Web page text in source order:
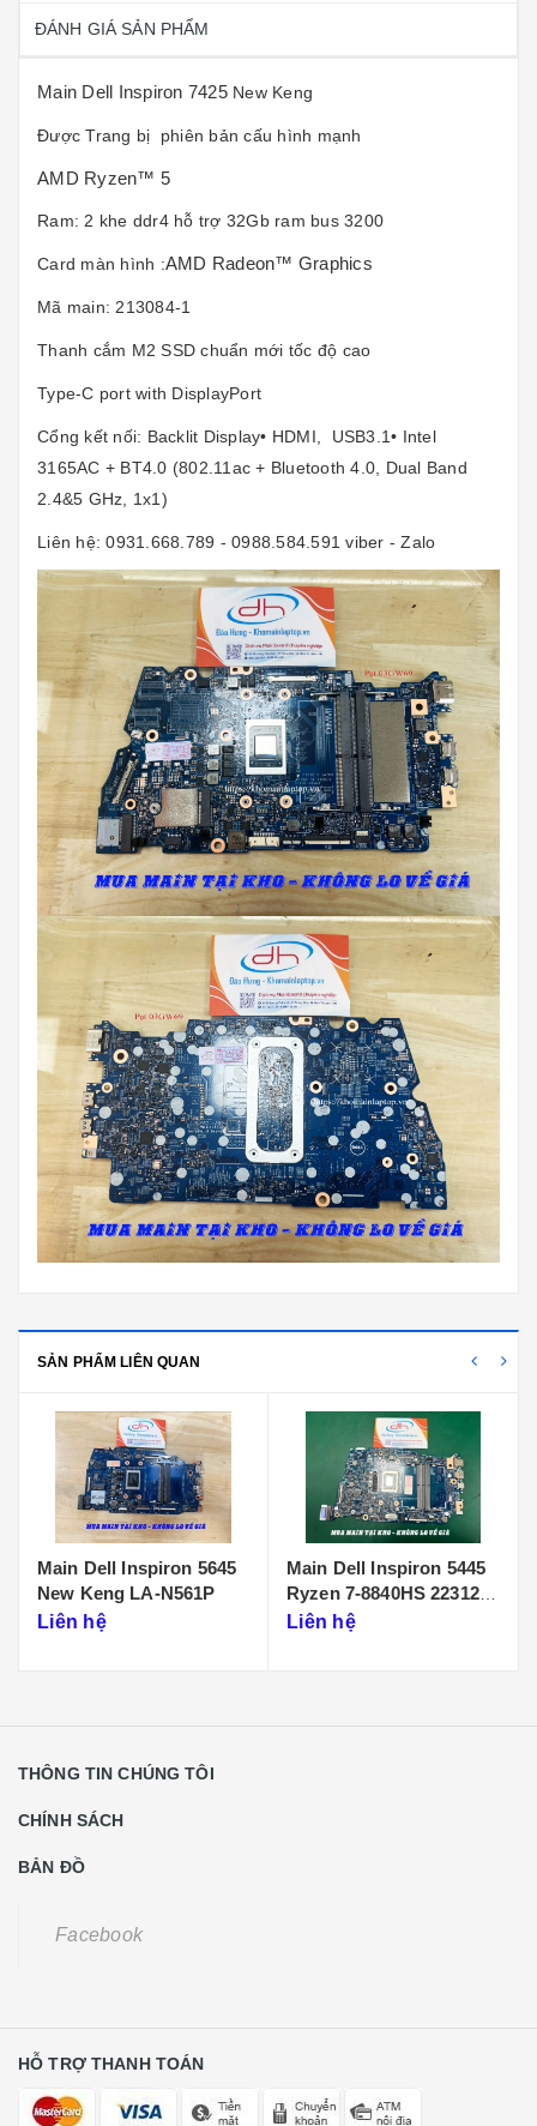
ĐÁNH GIÁ SẢN PHẨM
Main Dell Inspiron 7425 New Keng
Được Trang bị phiên bản cấu hình mạnh
AMD Ryzen™ 5
Ram: 2 khe ddr4 hỗ trợ 32Gb ram bus 3200
Card màn hình :AMD Radeon™ Graphics
Mã main: 213084-1
Thanh cắm M2 SSD chuẩn mới tốc độ cao
Type-C port with DisplayPort
Cổng kết nối: Backlit Display• HDMI, USB3.1• Intel
3165AC + BT4.0 (802.11ac + Bluetooth 4.0, Dual Band
2.4&5 GHz, 1x1)
Liên hệ: 0931.668.789 - 0988.584.591 viber - Zalo
SẢN PHẨM LIÊN QUAN
Dell Inspiron 5645
Keng LA-N561P
Main Dell Inspiron 5445
Ryzen 7-8840HS 223125-
Main
Core 7
THÔNG TIN CHÚNG TÔI
CHÍNH SÁCH
BẢN ĐỒ
Facebook
HỖ TRỢ THANH TOÁN